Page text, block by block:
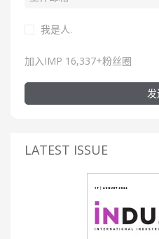
我是人.
加入IMP 16,337+粉丝圈
LATEST ISSUE